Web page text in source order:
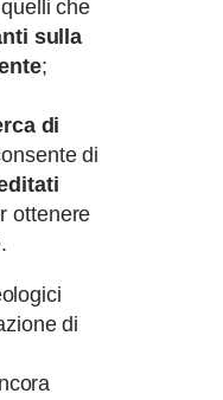
che
sulla
;
di
di
ottenere
di